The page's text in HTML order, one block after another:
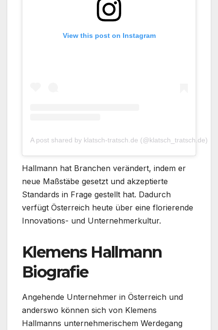
View this post on Instagram
A post shared by klatsch-tratsch.de (@klatsch_tratsch.de)
Hallmann hat Branchen verändert, indem er
neue Maßstäbe gesetzt und akzeptierte
Standards in Frage gestellt hat. Dadurch
verfügt Österreich heute über eine florierende
Innovations- und Unternehmerkultur.
Klemens Hallmann
Biografie
Angehende Unternehmer in Österreich und
anderswo können sich von Klemens
Hallmanns unternehmerischem Werdegang